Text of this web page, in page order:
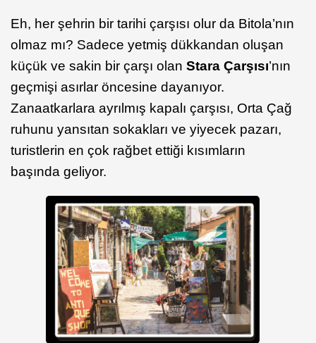
Eh, her şehrin bir tarihi çarşısı olur da Bitola’nın
olmaz mı? Sadece yetmiş dükkandan oluşan
küçük ve sakin bir çarşı olan Stara Çarşısı’nın
geçmişi asırlar öncesine dayanıyor.
Zanaatkarlara ayrılmış kapalı çarşısı, Orta Çağ
ruhunu yansıtan sokakları ve yiyecek pazarı,
turistlerin en çok rağbet ettiği kısımların
başında geliyor.